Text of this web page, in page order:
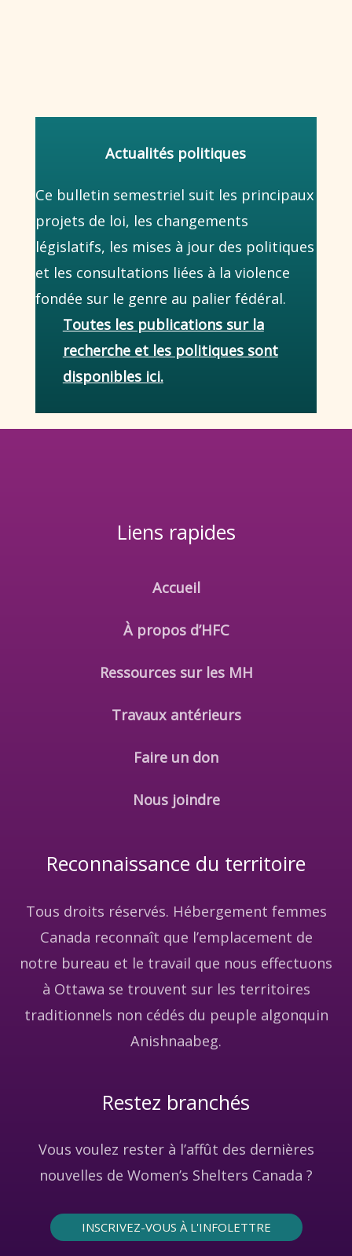
Actualités politiques
Ce bulletin semestriel suit les principaux
projets de loi, les changements
législatifs, les mises à jour des politiques
et les consultations liées à la violence
fondée sur le genre au palier fédéral.
Toutes les publications sur la
recherche et les politiques sont
disponibles ici.
Liens rapides
Accueil
À propos d’HFC
Ressources sur les MH
Travaux antérieurs
Faire un don
Nous joindre
Reconnaissance du territoire
Tous droits réservés. Hébergement femmes
Canada reconnaît que l’emplacement de
notre bureau et le travail que nous effectuons
à Ottawa se trouvent sur les territoires
traditionnels non cédés du peuple algonquin
Anishnaabeg.
Restez branchés
Vous voulez rester à l’affût des dernières
nouvelles de Women’s Shelters Canada ?
INSCRIVEZ-VOUS À L'INFOLETTRE